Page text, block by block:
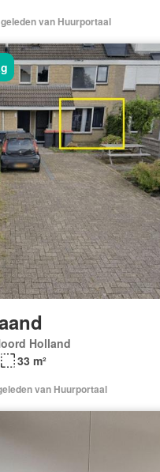
van Huurportaal
Holland
33 m²
van Huurportaal